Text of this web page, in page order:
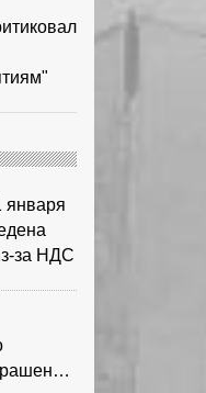
НДС